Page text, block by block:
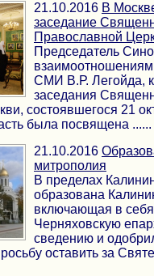
21.10.2016 В
заседание
Православной
Председатель
СМИ В.Р. Легойда,
заседания
состоявшегося 21
была посвящена ......
21.10.2016
митрополия
В пределах
образована
включающая в
Черняховскую
сведению и
оставить за